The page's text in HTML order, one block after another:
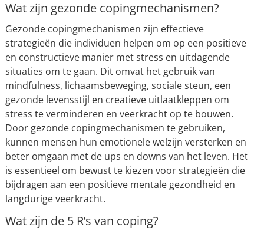
Wat zijn gezonde copingmechanismen?
Gezonde copingmechanismen zijn effectieve
strategieën die individuen helpen om op een positieve
en constructieve manier met stress en uitdagende
situaties om te gaan. Dit omvat het gebruik van
mindfulness, lichaamsbeweging, sociale steun, een
gezonde levensstijl en creatieve uitlaatkleppen om
stress te verminderen en veerkracht op te bouwen.
Door gezonde copingmechanismen te gebruiken,
kunnen mensen hun emotionele welzijn versterken en
beter omgaan met de ups en downs van het leven. Het
is essentieel om bewust te kiezen voor strategieën die
bijdragen aan een positieve mentale gezondheid en
langdurige veerkracht.
Wat zijn de 5 R’s van coping?